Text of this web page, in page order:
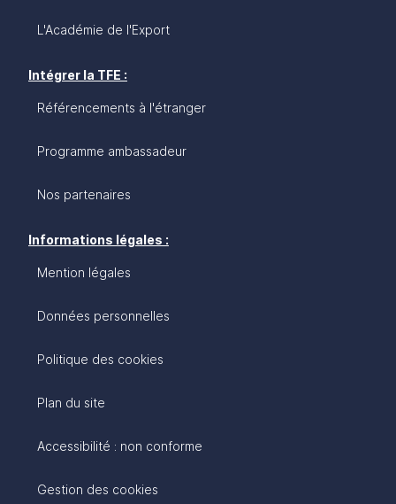
L'Académie de l'Export
Intégrer la TFE :
Référencements à l'étranger
Programme ambassadeur
Nos partenaires
Informations légales :
Mention légales
Données personnelles
Politique des cookies
Plan du site
Accessibilité : non conforme
Gestion des cookies